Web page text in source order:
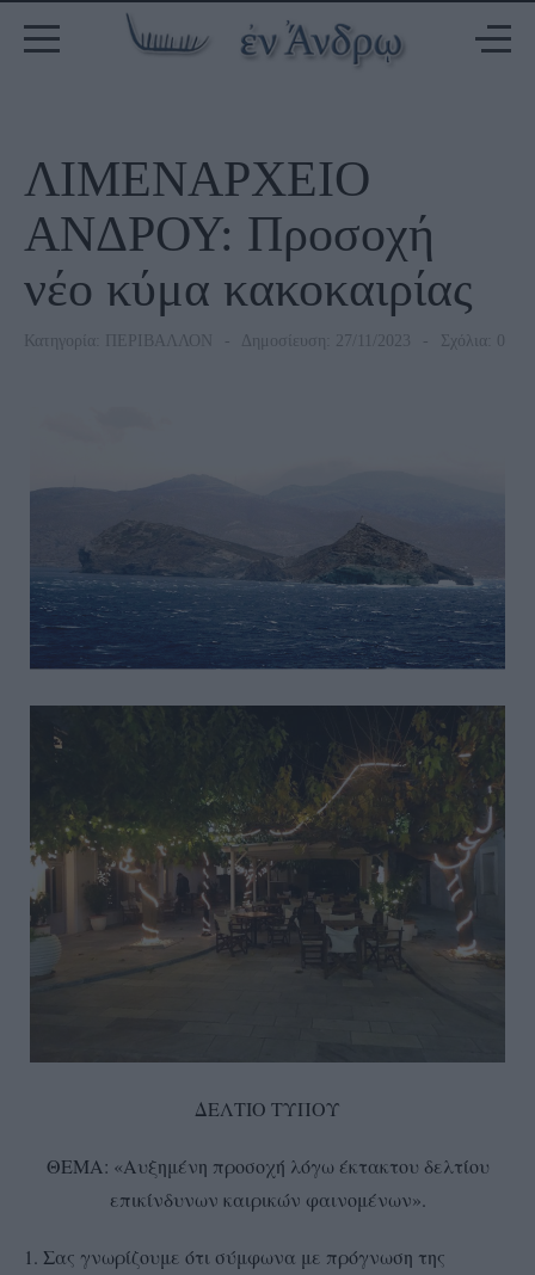
ΛΙΜΕΝΑΡΧΕΙΟ
ΑΝΔΡΟΥ: Προσοχή
νέο κύμα κακοκαιρίας
Κατηγορία: ΠΕΡΙΒΑΛΛΟΝ Δημοσίευση: 27/11/2023 Σχόλια: 0
ΔΕΛΤΙΟ ΤΥΠΟΥ
ΘΕΜΑ: «Αυξημένη προσοχή λόγω έκτακτου δελτίου
επικίνδυνων καιρικών φαινομένων».
1. Σας γνωρίζουμε ότι σύμφωνα με πρόγνωση της